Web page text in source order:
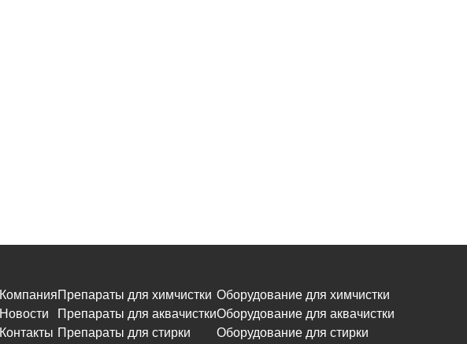
Компания
Новости
Контакты
Препараты для химчистки
Препараты для аквачистки
Препараты для стирки
Оборудование для химчистки
Оборудование для аквачистки
Оборудование для стирки